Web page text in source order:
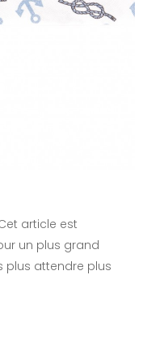
article est
un plus grand
plus attendre plus